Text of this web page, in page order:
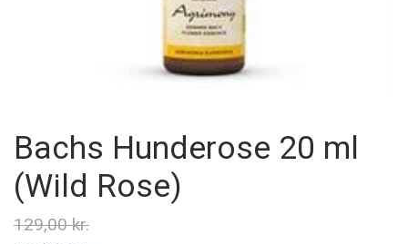
PERSONLIG PLEJE
Bachs Hunderose 20 ml
(Wild Rose)
129,00 kr.